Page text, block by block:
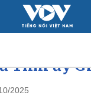
Thái
Tỉnh ủy
2025